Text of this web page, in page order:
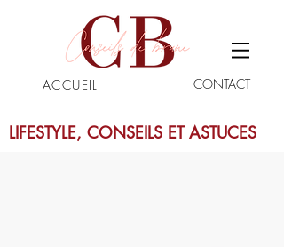
ACCUEIL CONTACT
LIFESTYLE, CONSEILS ET ASTUCES